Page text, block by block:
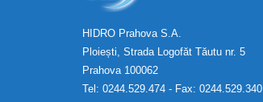
HIDRO Prahova S.A.
Ploiești, Strada Logofăt Tăutu nr. 5
Prahova 100062
Tel: 0244.529.474 - Fax: 0244.529.340